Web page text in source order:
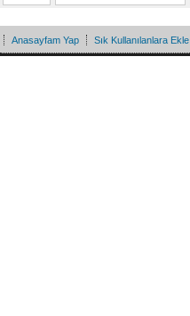
Anasayfam Yap Sık Kullanılanlara Ekle